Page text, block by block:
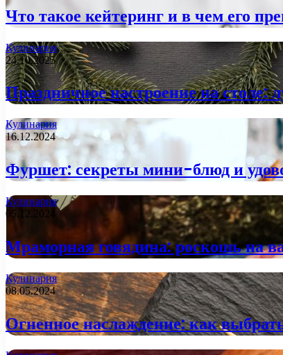
Что такое кейтеринг и в чем его
Кулинария
24.10.2025
Праздничное настроение на
Кулинария
16.12.2024
Фуршет: секреты мини-блюд и
Кулинария
05.12.2024
Мраморная говядина: роскошь на
Кулинария
08.05.2024
Огненное наслаждение: как